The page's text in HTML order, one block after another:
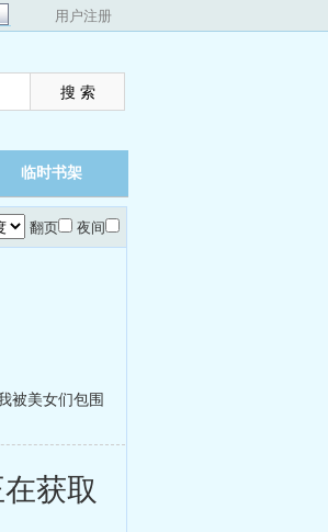
用户注册
临时书架
翻页 夜间
被美女们包围
获取